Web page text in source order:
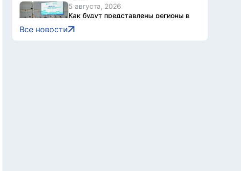
5 августа, 2026
Как будут представлены регионы в
новом Курултае, обсудили на
экспертной площадке в Восточном
Все новости